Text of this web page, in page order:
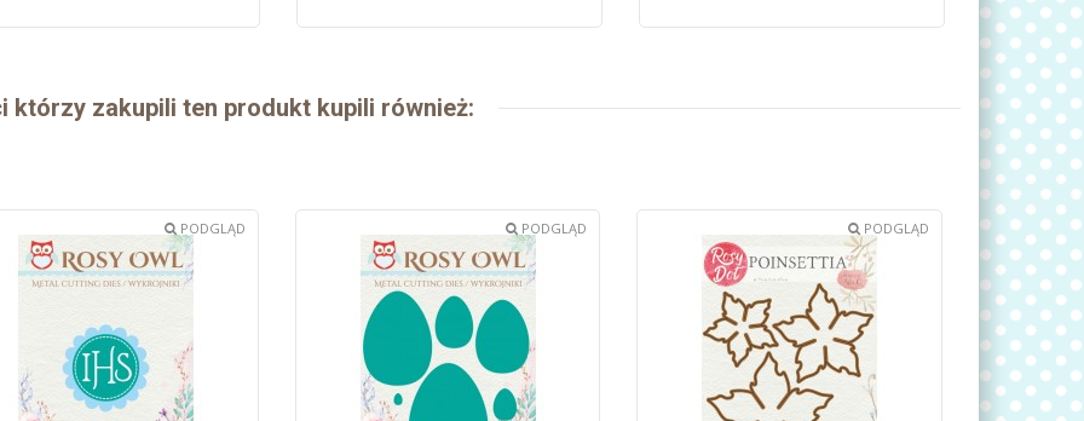
którzy zakupili ten produkt kupili również:
PODGLĄD PODGLĄD PODGLĄD